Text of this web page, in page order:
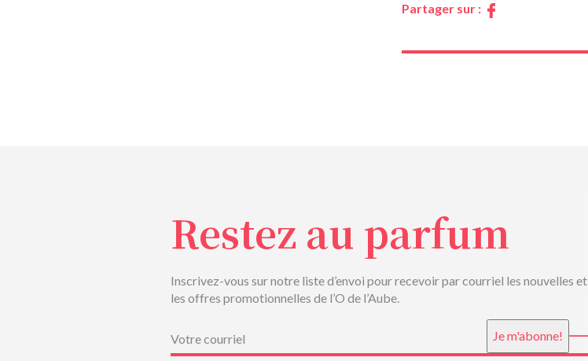
Partager sur :
Restez au parfum
Inscrivez-vous sur notre liste d’envoi pour recevoir par courriel les nouvelles et
les offres promotionnelles de l’O de l’Aube.
Je m'abonne!